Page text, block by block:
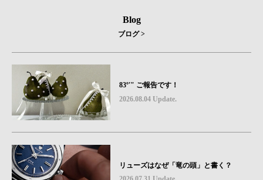
Blog
ブログ >
83º'" ご報告です！
2026.08.04 Update.
リューズはなぜ「竜の頭」と書く？